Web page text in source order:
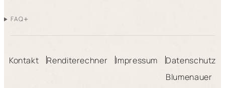
FAQ+
Kontakt Renditerechner Impressum
Datenschutz
Blumenauer